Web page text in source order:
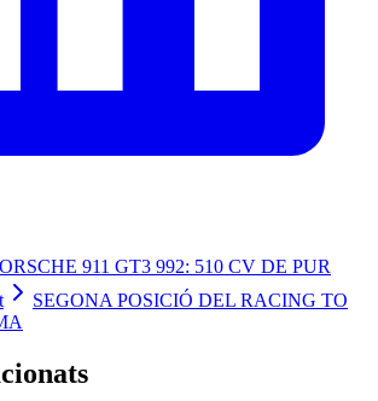
911 GT3 992: 510 CV DE PUR
SEGONA POSICIÓ DEL RACING TO